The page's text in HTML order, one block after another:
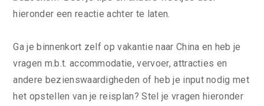
hieronder een reactie achter te laten.
Ga je binnenkort zelf op vakantie naar China en heb je
vragen m.b.t. accommodatie, vervoer, attracties en
andere bezienswaardigheden of heb je input nodig met
het opstellen van je reisplan? Stel je vragen hieronder